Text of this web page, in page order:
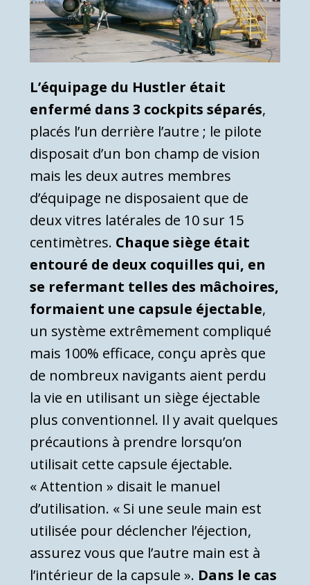
L’équipage du Hustler était
enfermé dans 3 cockpits séparés,
placés l’un derrière l’autre ; le pilote
disposait d’un bon champ de vision
mais les deux autres membres
d’équipage ne disposaient que de
deux vitres latérales de 10 sur 15
centimètres. Chaque siège était
entouré de deux coquilles qui, en
se refermant telles des mâchoires,
formaient une capsule éjectable,
un système extrêmement compliqué
mais 100% efficace, conçu après que
de nombreux navigants aient perdu
la vie en utilisant un siège éjectable
plus conventionnel. Il y avait quelques
précautions à prendre lorsqu’on
utilisait cette capsule éjectable.
« Attention » disait le manuel
d’utilisation. « Si une seule main est
utilisée pour déclencher l’éjection,
assurez vous que l’autre main est à
l’intérieur de la capsule ». Dans le cas